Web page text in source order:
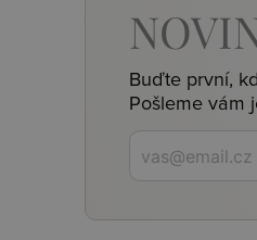
Buďte první,
Pošleme vám